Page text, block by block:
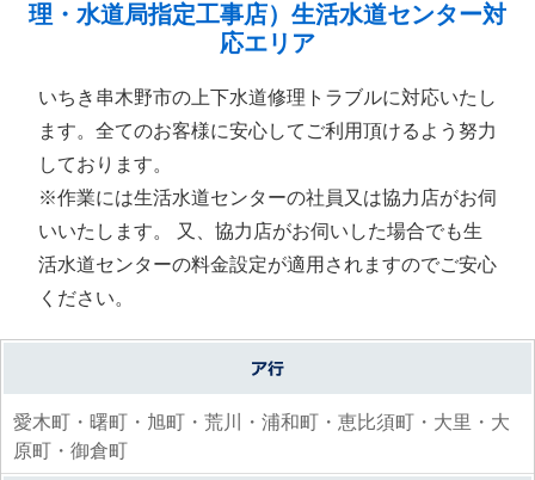
理・水道局指定工事店）生活水道センター対
応エリア
いちき串木野市の上下水道修理トラブルに対応いたし
ます。全てのお客様に安心してご利用頂けるよう努力
しております。
※作業には生活水道センターの社員又は協力店がお伺
いいたします。 又、協力店がお伺いした場合でも生
活水道センターの料金設定が適用されますのでご安心
ください。
愛木町・曙町・旭町・荒川・浦和町・恵比須町・大里・大
原町・御倉町